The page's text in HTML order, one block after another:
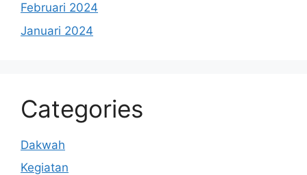
Februari 2024
Januari 2024
Categories
Dakwah
Kegiatan